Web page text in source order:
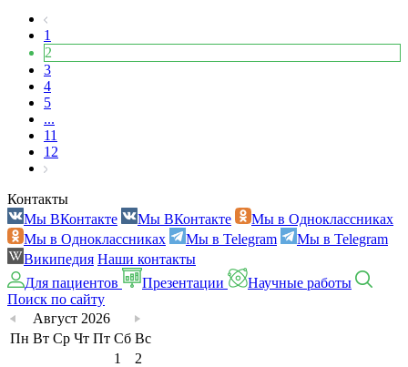
1
2
3
4
5
...
11
12
Контакты
Мы ВКонтакте
Мы ВКонтакте
Мы в Одноклассниках
Мы в Одноклассниках
Мы в Telegram
Мы в Telegram
Википедия Наши контакты
Для пациентов
Презентации
Научные работы
Поиск по сайту
Август 2026
Пн Вт Ср Чт Пт Сб Вс
1
2